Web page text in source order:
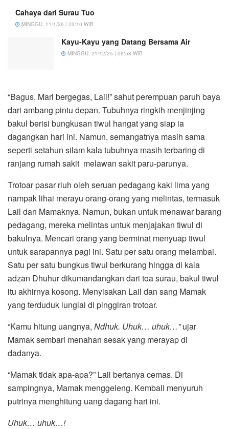
Cahaya dari Surau Tuo
MINGGU, 11/1/26 | 22:10 WIB
Kayu-Kayu yang Datang Bersama Air
MINGGU, 21/12/25 | 09:58 WIB
“Bagus. Mari bergegas, Lail!” sahut perempuan paruh baya
dari ambang pintu depan. Tubuhnya ringkih menjinjing
bakul berisi bungkusan tiwul hangat yang siap ia
dagangkan hari ini. Namun, semangatnya masih sama
seperti setahun silam kala tubuhnya masih terbaring di
ranjang rumah sakit melawan sakit paru-parunya.
Trotoar pasar riuh oleh seruan pedagang kaki lima yang
nampak lihai merayu orang-orang yang melintas, termasuk
Lail dan Mamaknya. Namun, bukan untuk menawar barang
pedagang, mereka melintas untuk menjajakan tiwul di
bakulnya. Mencari orang yang berminat menyuap tiwul
untuk sarapannya pagi ini. Satu per satu orang melambai.
Satu per satu bungkus tiwul berkurang hingga di kala
adzan Dhuhur dikumandangkan dari toa surau, bakul tiwul
itu akhirnya kosong. Menyisakan Lail dan sang Mamak
yang terduduk lunglai di pinggiran trotoar.
“Kamu hitung uangnya, Ndhuk. Uhuk… uhuk…”ujar
Mamak sembari menahan sesak yang merayap di
dadanya.
“Mamak tidak apa-apa?” Lail bertanya cemas. Di
sampingnya, Mamak menggeleng. Kembali menyuruh
putrinya menghitung uang dagang hari ini.
Uhuk… uhuk…!